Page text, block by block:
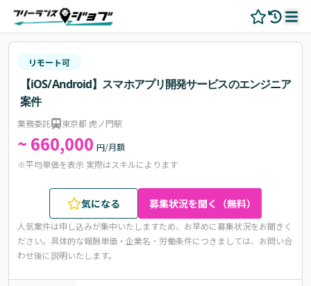
リモート可
【iOS/Android】スマホアプリ開発サービスのエンジニア
案件
業務委託 東京都 虎ノ門駅
~ 660,000 円/月額
※平均単価を表示 実際はスキルによります
気になる 募集状況を聞く（無料）
人気案件は申し込みが集中いたしますため、お早めに募集状況をお聞きく
ださい。 具体的な報酬単価・企業名・労働条件につきましては、お問い合
わせ後に説明いたします。